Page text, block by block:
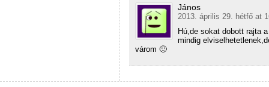
János
2013. április 29. hétfő at
Hú,de sokat dobott rajta
mindig
várom 🙂